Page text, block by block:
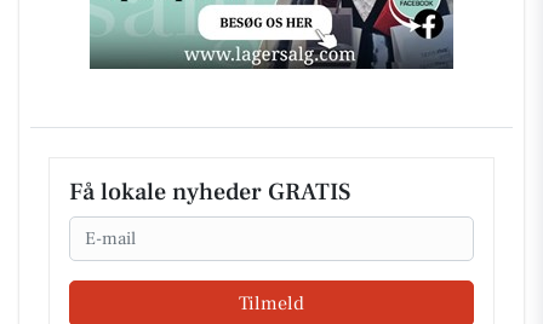
Få lokale nyheder GRATIS
Email
Tilmeld